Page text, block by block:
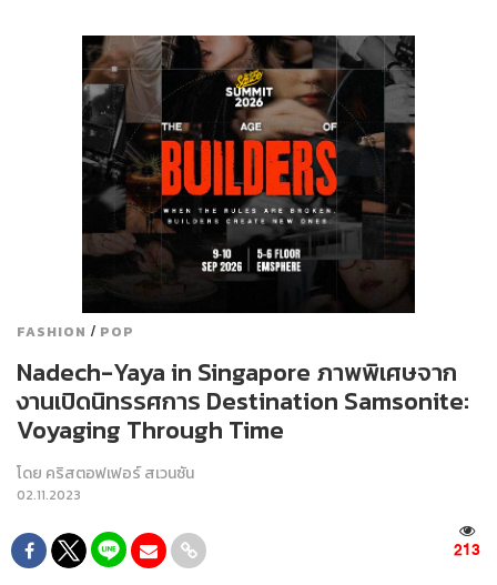
FASHION / POP
Nadech-Yaya in Singapore ภาพพิเศษจาก
งานเปิดนิทรรศการ Destination Samsonite:
Voyaging Through Time
โดย คริสตอฟเฟอร์ สเวนซัน
02.11.2023
213